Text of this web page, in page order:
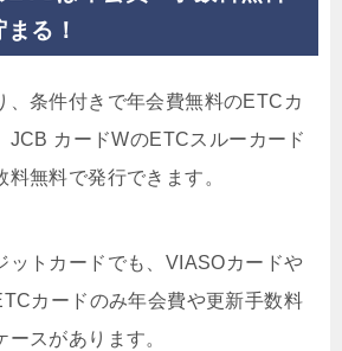
る！
、条件付きで年会費無料のETCカ
JCB カードWのETCスルーカード
料無料で発行できます。
ットカードでも、VIASOカードや
カードのみ年会費や更新手数料
スがあります。